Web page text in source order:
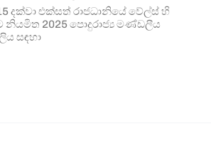
දක්වා එක්සත් රාජධානියේ වේල්ස් හි
නියමිත 2025 පොදුරාජ්‍ය මණ්ඩලීය
සඳහා